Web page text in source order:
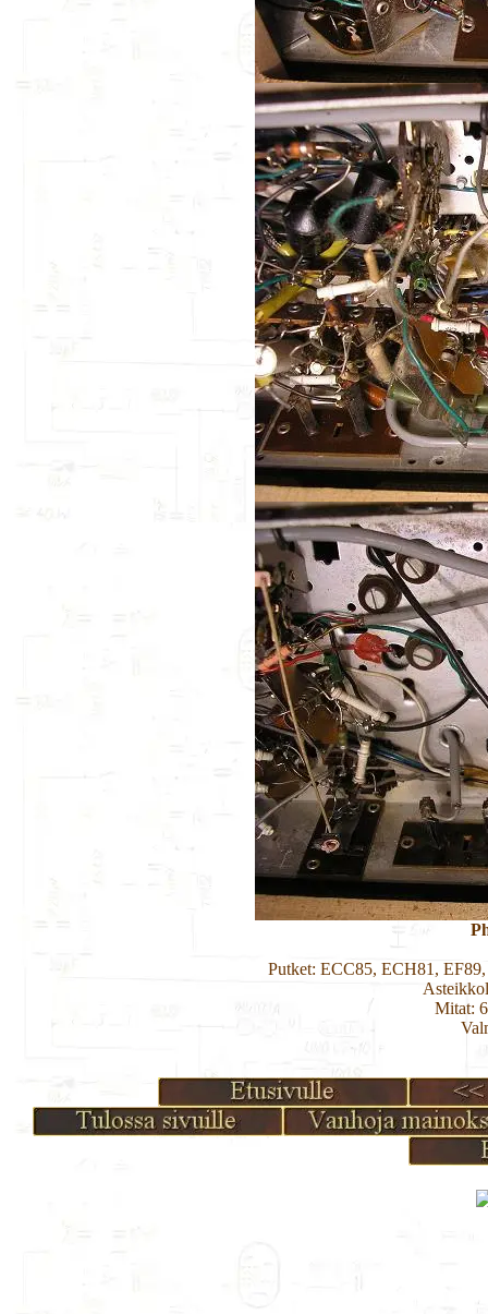
Putket: ECC85, ECH81,
Mitat: